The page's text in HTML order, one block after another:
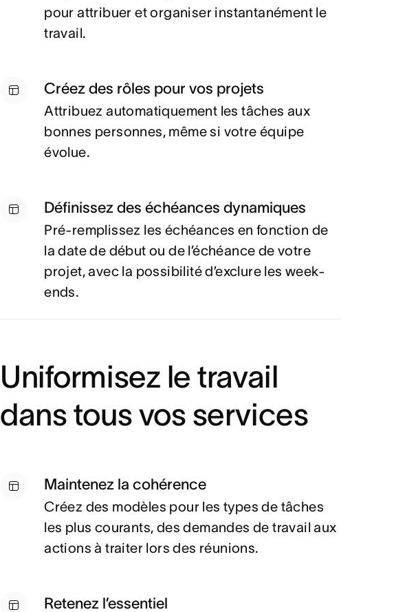
pour attribuer et organiser instantanément le
travail.
Créez des rôles pour vos projets
Attribuez automatiquement les tâches aux
bonnes personnes, même si votre équipe
évolue.
Définissez des échéances dynamiques
Pré-remplissez les échéances en fonction de
la date de début ou de l’échéance de votre
projet, avec la possibilité d’exclure les week-
ends.
Uniformisez le travail
dans tous vos services
Maintenez la cohérence
Créez des modèles pour les types de tâches
les plus courants, des demandes de travail aux
actions à traiter lors des réunions.
Retenez l’essentiel